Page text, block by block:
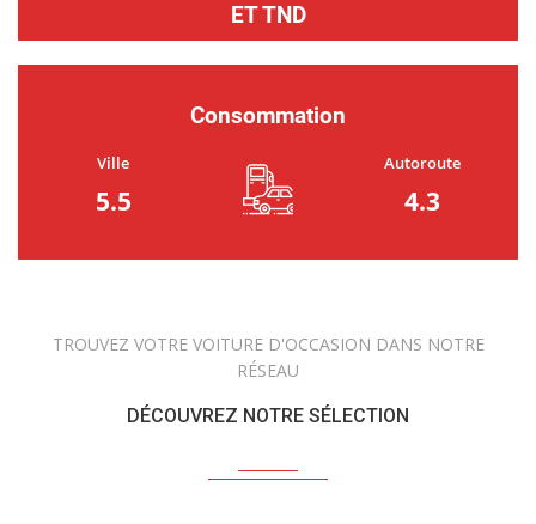
ET TND
Consommation
Ville
5.5
Autoroute
4.3
TROUVEZ VOTRE VOITURE D'OCCASION DANS NOTRE
RÉSEAU
DÉCOUVREZ NOTRE SÉLECTION